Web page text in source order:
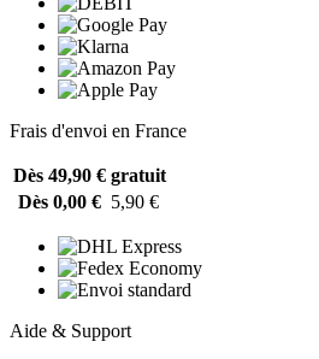
Frais d'envoi en France
Dès 49,90 € gratuit
Dès 0,00 € 5,90 €
Aide & Support